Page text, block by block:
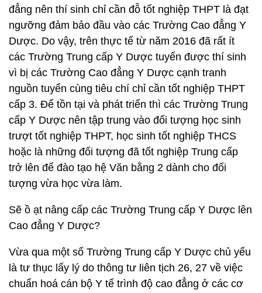
đẳng nên thí sinh chỉ cần đỗ tốt nghiệp THPT là đạt
ngưỡng đảm bảo đầu vào các Trường Cao đẳng Y
Dược. Do vậy, trên thực tế từ năm 2016 đã rất ít
các Trường Trung cấp Y Dược tuyển được thí sinh
vì bị các Trường Cao đẳng Y Dược cạnh tranh
nguồn tuyển cùng tiêu chí chỉ cần tốt nghiệp THPT
cấp 3. Để tồn tại và phát triển thì các Trường Trung
cấp Y Dược nên tập trung vào đối tượng học sinh
trượt tốt nghiệp THPT, học sinh tốt nghiệp THCS
hoặc là những đối tượng đã tốt nghiệp Trung cấp
trở lên để đào tạo hệ Văn bằng 2 dành cho đối
tượng vừa học vừa làm.
Sẽ ồ ạt nâng cấp các Trường Trung cấp Y Dược lên
Cao đẳng Y Dược?
Vừa qua một số Trường Trung cấp Y Dược chủ yếu
là tư thục lấy lý do thông tư liên tịch 26, 27 về việc
chuẩn hoá cán bộ Y tế trình độ cao đẳng ở các cơ